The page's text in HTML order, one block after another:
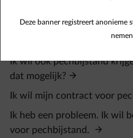
contract voor pechbijstand?
Kan ik mijn contract voor
Ik wil ook pechbijstand
dat mogelijk?
Ik wil mijn contract voor
Ik heb een probleem. Ik wil
voor pechbijstand.
Deze banner registreert anonieme